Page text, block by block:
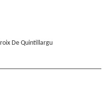
De Quintillargu